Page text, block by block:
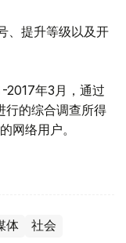
、提升等级以及开
2017年3月，通过
行的综合调查所得
网络用户。
体 社会